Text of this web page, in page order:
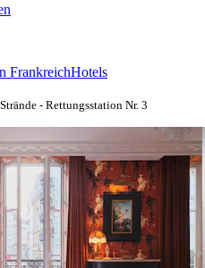
FrankreichHotels
- Rettungsstation Nr. 3